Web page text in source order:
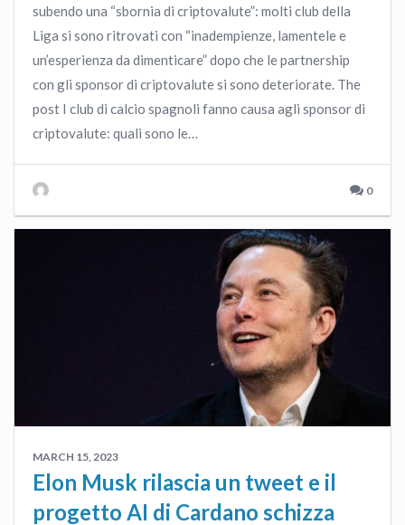
subendo una “sbornia di criptovalute”: molti club della
Liga si sono ritrovati con “inadempienze, lamentele e
un’esperienza da dimenticare” dopo che le partnership
con gli sponsor di criptovalute si sono deteriorate. The
post I club di calcio spagnoli fanno causa agli sponsor di
criptovalute: quali sono le…
0
MARCH 15, 2023
Elon Musk rilascia un tweet e il
progetto AI di Cardano schizza